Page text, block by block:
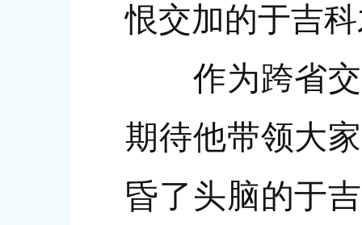
恨交加的于吉
作为跨省交
期待他带领大
昏了头脑的于